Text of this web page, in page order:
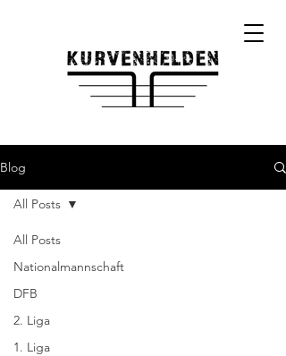
Blog
All Posts
Nationalmannschaft
DFB
2. Liga
1. Liga
All Posts